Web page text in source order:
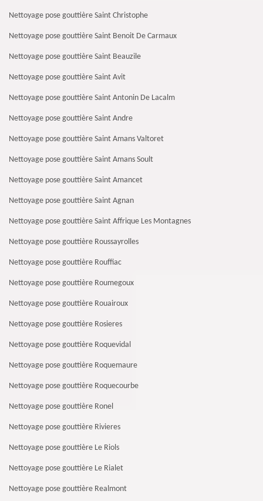
Nettoyage pose gouttière Saint Christophe
Nettoyage pose gouttière Saint Benoit De Carmaux
Nettoyage pose gouttière Saint Beauzile
Nettoyage pose gouttière Saint Avit
Nettoyage pose gouttière Saint Antonin De Lacalm
Nettoyage pose gouttière Saint Andre
Nettoyage pose gouttière Saint Amans Valtoret
Nettoyage pose gouttière Saint Amans Soult
Nettoyage pose gouttière Saint Amancet
Nettoyage pose gouttière Saint Agnan
Nettoyage pose gouttière Saint Affrique Les Montagnes
Nettoyage pose gouttière Roussayrolles
Nettoyage pose gouttière Rouffiac
Nettoyage pose gouttière Roumegoux
Nettoyage pose gouttière Rouairoux
Nettoyage pose gouttière Rosieres
Nettoyage pose gouttière Roquevidal
Nettoyage pose gouttière Roquemaure
Nettoyage pose gouttière Roquecourbe
Nettoyage pose gouttière Ronel
Nettoyage pose gouttière Rivieres
Nettoyage pose gouttière Le Riols
Nettoyage pose gouttière Le Rialet
Nettoyage pose gouttière Realmont